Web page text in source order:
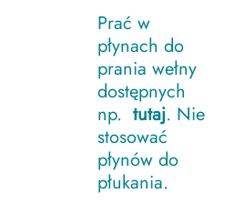
Prać w
płynach do
prania wełny
dostępnych
np. tutaj. Nie
stosować
płynów do
płukania.